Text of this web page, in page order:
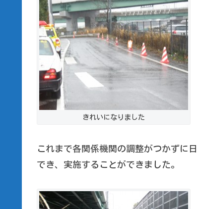
きれいになりました
これまで各関係機関の調整がつかずに
でき、実施することができました。